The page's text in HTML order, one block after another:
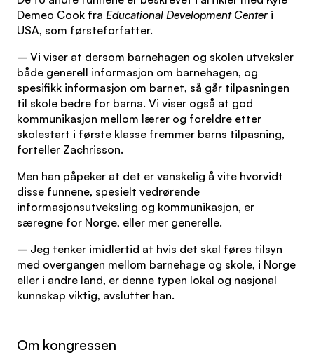
Demeo Cook fra Educational Development Center i
USA, som førsteforfatter.
– Vi viser at dersom barnehagen og skolen utveksler
både generell informasjon om barnehagen, og
spesifikk informasjon om barnet, så går tilpasningen
til skole bedre for barna. Vi viser også at god
kommunikasjon mellom lærer og foreldre etter
skolestart i første klasse fremmer barns tilpasning,
forteller Zachrisson.
Men han påpeker at det er vanskelig å vite hvorvidt
disse funnene, spesielt vedrørende
informasjonsutveksling og kommunikasjon, er
særegne for Norge, eller mer generelle.
– Jeg tenker imidlertid at hvis det skal føres tilsyn
med overgangen mellom barnehage og skole, i Norge
eller i andre land, er denne typen lokal og nasjonal
kunnskap viktig, avslutter han.
Om kongressen